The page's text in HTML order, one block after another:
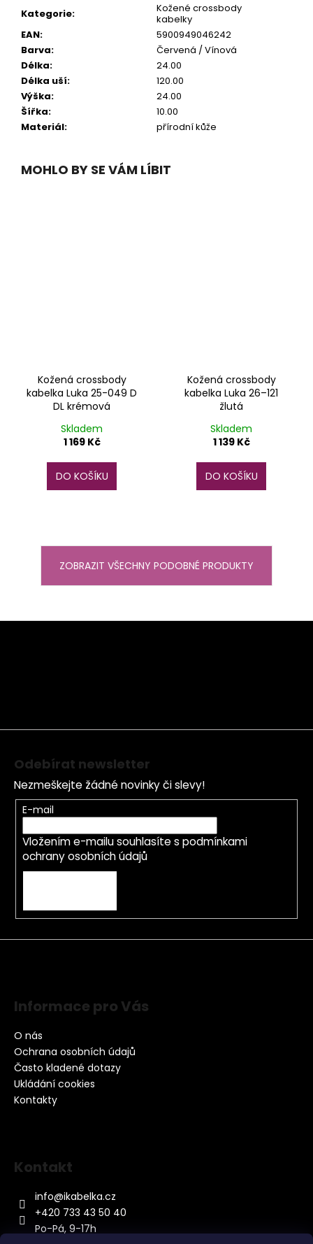
Kategorie:
Kožené crossbody
kabelky
EAN:
5900949046242
Barva:
Červená / Vínová
Délka:
24.00
Délka uší:
120.00
Výška:
24.00
Šířka:
10.00
Materiál: přírodní kůže
MOHLO BY SE VÁM LÍBIT
Kožená crossbody
kabelka Luka 25-049 D
DL krémová
Skladem
1 169 Kč
DO KOŠÍKU
Kožená crossbody
kabelka Luka 26–121
žlutá
Skladem
1 139 Kč
DO KOŠÍKU
ZOBRAZIT VŠECHNY PODOBNÉ PRODUKTY
Z
Odebírat newsletter
Nezmeškejte žádné novinky či slevy!
E-mail
Vložením e-mailu souhlasíte s podmínkami
ochrany osobních údajů
Informace pro Vás
O nás
Ochrana osobních údajů
Často kladené dotazy
Ukládání cookies
Kontakty
Kontakt
info@ikabelka.cz
+420 733 43 50 40
Po-Pá, 9-17h